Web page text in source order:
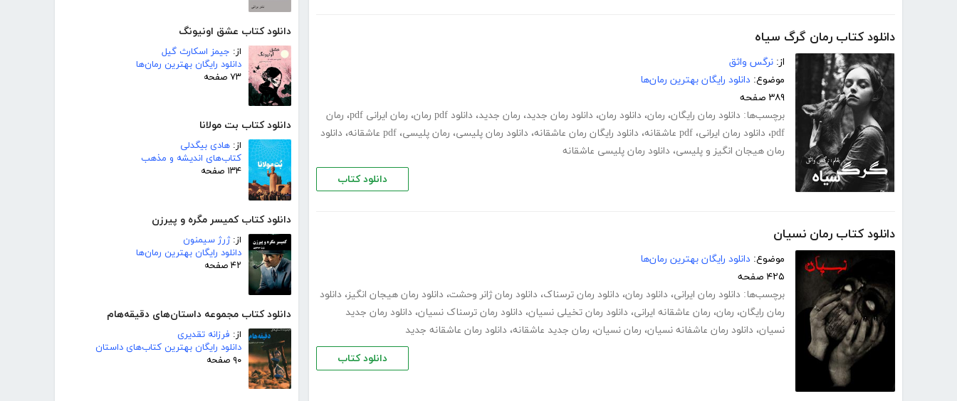
دانلود کتاب عشق اونیونگ
از: جیمز اسکارث گیل
دانلود رایگان بهترین رمان‌ها
۷۳ صفحه
دانلود کتاب بت مولانا
از: هادی بیگدلی
کتاب‌های اندیشه و مذهب
۱۳۴ صفحه
دانلود کتاب کمیسر مگره و پیرزن
از:ژرژ سیمنون
دانلود رایگان بهترین رمان‌ها
۴۲ صفحه
دانلود کتاب مجموعه داستان‌های دقیقه‌هام
از: فرزانه تقدیری
دانلود رایگان بهترین کتاب‌های داستان
۹۰ صفحه
دانلود کتاب رمان گرگ سیاه
از: نرگس واثق
موضوع: دانلود رایگان بهترین رمان‌ها
۳۸۹ صفحه
برچسب‌ها: دانلود رمان رایگان، رمان، دانلود رمان، دانلود رمان جدید، رمان جدید، دانلود pdf رمان ، رمان ایرانی pdf ، رمان
pdf، دانلود رمان ایرانی، pdf عاشقانه ، دانلود رایگان رمان عاشقانه، دانلود رمان پلیسی، رمان پلیسی، pdf عاشقانه ، دانلود
رمان هیجان انگیز و پلیسی، دانلود رمان پلیسی عاشقانه
دانلود کتاب
دانلود کتاب رمان نسیان
موضوع: دانلود رایگان بهترین رمان‌ها
۴۲۵ صفحه
برچسب‌ها: دانلود رمان ایرانی، دانلود رمان، دانلود رمان ترسناک، دانلود رمان ژانر وحشت، دانلود رمان هیجان انگیز، دانلود
رمان رایگان، رمان، رمان عاشقانه ایرانی، دانلود رمان تخیلی نسیان، دانلود رمان ترسناک نسیان، دانلود رمان جدید
نسیان، دانلود رمان عاشفانه نسیان، رمان نسیان، رمان جدید عاشقانه، دانلود رمان عاشقانه جدید
دانلود کتاب